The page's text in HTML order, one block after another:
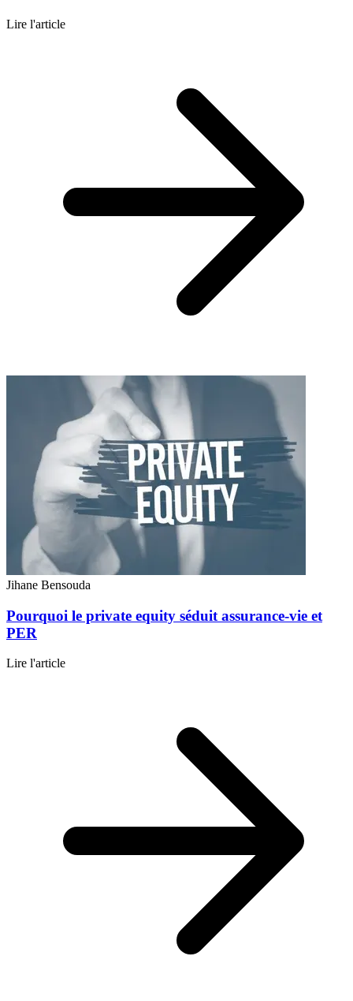
Lire l'article
Jihane Bensouda
Pourquoi le private equity séduit assurance-vie et
PER
Lire l'article